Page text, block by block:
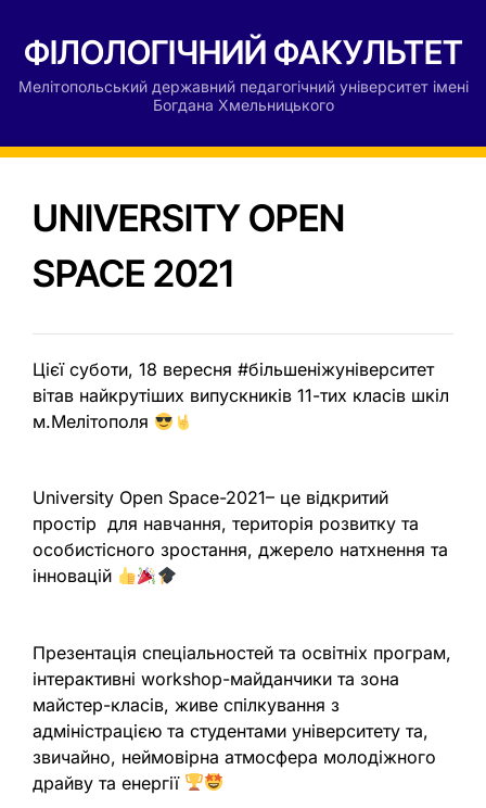
ФІЛОЛОГІЧНИЙ ФАКУЛЬТЕТ
Мелітопольський державний педагогічний університет імені
Богдана Хмельницького
UNIVERSITY OPEN
SPACE 2021
Цієї суботи, 18 вересня #більшеніжуніверситет
вітав найкрутіших випускників 11-тих класів шкіл
м.Мелітополя
University Open Space-2021– це відкритий
простір для навчання, територія розвитку та
особистісного зростання, джерело натхнення та
інновацій
Презентація спеціальностей та освітніх програм,
інтерактивні workshop-майданчики та зона
майстер-класів, живе спілкування з
адміністрацією та студентами університету та,
звичайно, неймовірна атмосфера молодіжного
драйву та енергії